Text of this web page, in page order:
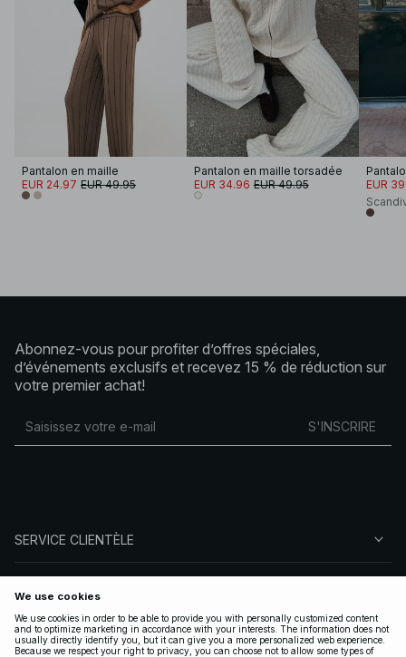
Pantalon en maille
EUR 24.97 EUR 49.95
Pantalon en maille torsadée
EUR 34.96 EUR 49.95
EUR
Abonnez-vous pour profiter d’offres spéciales,
d’événements exclusifs et recevez 15 % de réduction sur
votre premier achat!
S'INSCRIRE
SERVICE CLIENTÈLE
SUIVEZ-NOUS